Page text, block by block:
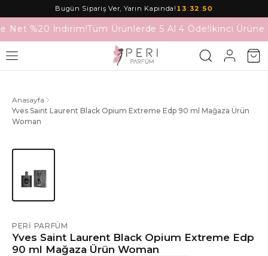
Bugün Sipariş Ver, Yarın Kapında! 13:32 :50
Net %20 İndirim!Tüm Ürünlerde 5 Al 4 Öde!İkinci Ürüne
Anasayfa
Yves Saint Laurent Black Opium Extreme Edp 90 ml Mağaza Ürün
Woman
PERI PARFÜM
Yves Saint Laurent Black Opium Extreme Edp
90 ml Mağaza Ürün Woman